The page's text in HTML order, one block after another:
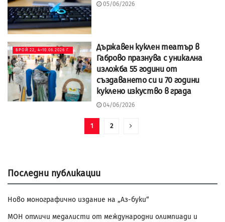
05/06/2026
БРОЙ 22, 4–10.06.2026 Г.
Държавен куклен театър в
Габрово празнува с уникална
изложба 55 години от
създаването си и 70 години
куклено изкуство в града
04/06/2026
1 2
Последни публикации
Ново монографично издание на „Аз-буки“
МОН отличи медалисти от международни олимпиади и